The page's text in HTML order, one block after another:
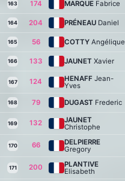
163 174 MARQUE Fabrice
164 204 PRÉNEAU Daniel
165 56 COTTY Angélique
166 133 JAUNET Xavier
167 124 HENAFF Jean-
Yves
168 79 DUGAST Frederic
169 132
JAUNET
Christophe
170 66
DELPIERRE
Gregory
171 200
PLANTIVE
Elisabeth